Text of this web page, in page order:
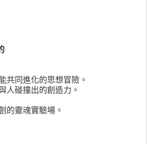
共同進化的思想冒險。
人碰撞出的創造力。
的靈魂實驗場。